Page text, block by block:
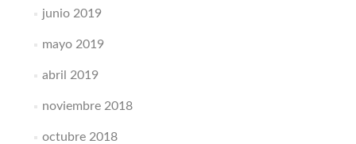
junio 2019
mayo 2019
abril 2019
noviembre 2018
octubre 2018